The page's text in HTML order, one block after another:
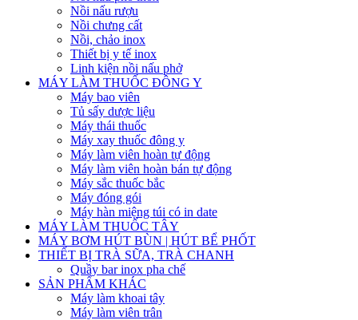
Nồi nấu rượu
Nồi chưng cất
Nồi, chảo inox
Thiết bị y tế inox
Linh kiện nồi nấu phở
MÁY LÀM THUỐC ĐÔNG Y
Máy bao viên
Tủ sấy dược liệu
Máy thái thuốc
Máy xay thuốc đông y
Máy làm viên hoàn tự động
Máy làm viên hoàn bán tự động
Máy sắc thuốc bắc
Máy đóng gói
Máy hàn miệng túi có in date
MÁY LÀM THUỐC TÂY
MÁY BƠM HÚT BÙN | HÚT BỂ PHỐT
THIẾT BỊ TRÀ SỮA, TRÀ CHANH
Quầy bar inox pha chế
SẢN PHẨM KHÁC
Máy làm khoai tây
Máy làm viên trân